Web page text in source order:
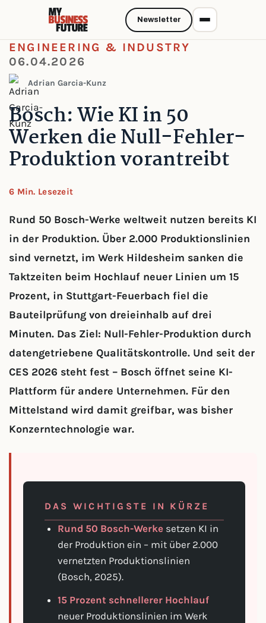
ENGINEERING & INDUSTRY
06.04.2026
Adrian Garcia-Kunz
Bosch: Wie KI in 50
Werken die Null-Fehler-
Produktion vorantreibt
6 Min. Lesezeit
Rund 50 Bosch-Werke weltweit nutzen bereits KI
in der Produktion. Über 2.000 Produktionslinien
sind vernetzt, im Werk Hildesheim sanken die
Taktzeiten beim Hochlauf neuer Linien um 15
Prozent, in Stuttgart-Feuerbach fiel die
Bauteilprüfung von dreieinhalb auf drei
Minuten. Das Ziel: Null-Fehler-Produktion durch
datengetriebene Qualitätskontrolle. Und seit der
CES 2026 steht fest – Bosch öffnet seine KI-
Plattform für andere Unternehmen. Für den
Mittelstand wird damit greifbar, was bisher
Konzerntechnologie war.
DAS WICHTIGSTE IN KÜRZE
Rund 50 Bosch-Werke setzen KI in
der Produktion ein – mit über 2.000
vernetzten Produktionslinien
(Bosch, 2025).
15 Prozent schnellerer Hochlauf
neuer Produktionslinien im Werk
Newsletter